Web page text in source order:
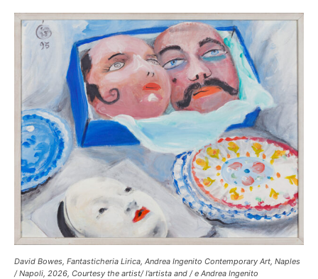
David Bowes, Fantasticheria Lirica, Andrea Ingenito Contemporary Art, Naples
/ Napoli, 2026, Courtesy the artist/ l’artista and / e Andrea Ingenito